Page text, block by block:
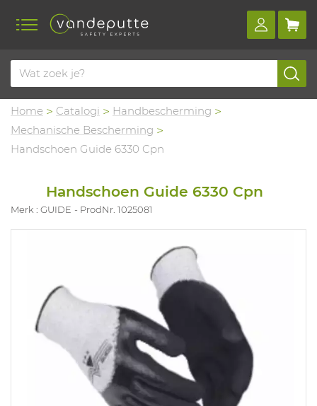
Home Catalogi
Handbescherming
Mechanische Bescherming
Handschoen Guide 6330 Cpn
Handschoen Guide 6330 Cpn
Merk : GUIDE ProdNr. 1025081